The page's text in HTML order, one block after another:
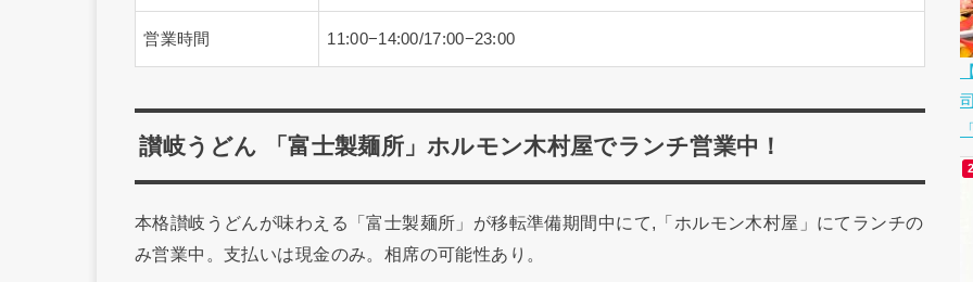
営業時間 11:00−14:00/17:00−23:00
讃岐うどん 「富士製麺所」ホルモン木村屋でランチ営業中！
本格讃岐うどんが味わえる「富士製麺所」が移転準備期間中にて,「ホルモン木村屋」にてランチの
み営業中。支払いは現金のみ。相席の可能性あり。